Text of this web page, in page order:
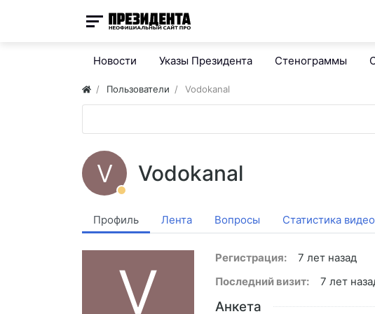
Новости Указы Президента Стенограммы
Пользователи Vodokanal
V Vodokanal
Профиль Лента Вопросы Статистика видео
V Регистрация:
7 лет назад
Последний визит:
7 лет
Анкета